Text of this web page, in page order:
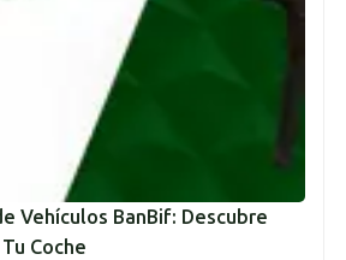
Vehículos BanBif: Descubre
Coche